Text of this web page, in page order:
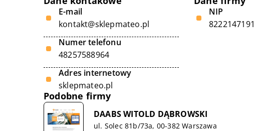
E-mail
kontakt@sklepmateo.pl
Numer telefonu
48257588964
Adres internetowy
sklepmateo.pl
NIP
8222147191
Podobne firmy
DAABS WITOLD DĄBROWSKI
ul. Solec 81b/73a, 00-382 Warszawa